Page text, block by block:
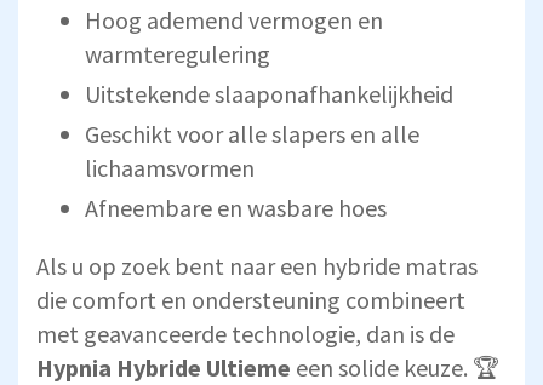
Hoog ademend vermogen en
warmteregulering
Uitstekende slaaponafhankelijkheid
Geschikt voor alle slapers en alle
lichaamsvormen
Afneembare en wasbare hoes
Als u op zoek bent naar een hybride matras
die comfort en ondersteuning combineert
met geavanceerde technologie, dan is de
Hypnia Hybride Ultieme een solide keuze. 🏆